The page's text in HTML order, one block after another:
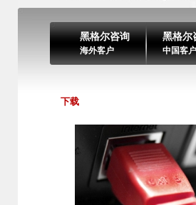
黑格尔咨询
海外客户
黑格尔
中国客户
下载